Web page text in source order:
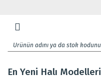
En Yeni Halı Modelleri